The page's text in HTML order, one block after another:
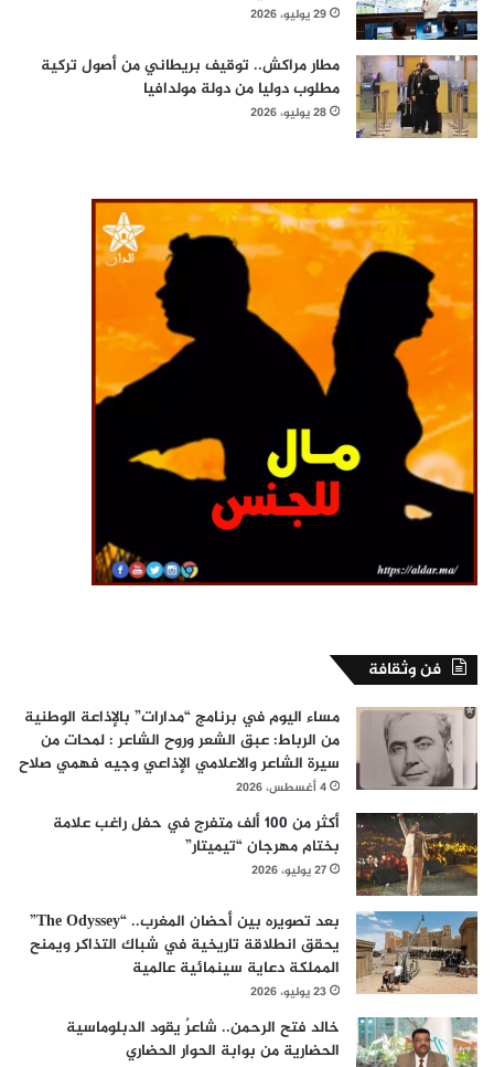
29 يوليو، 2026
مطار مراكش.. توقيف بريطاني من أصول تركية
مطلوب دوليا من دولة مولدافيا
28 يوليو، 2026
فن وثقافة
مساء اليوم في برنامج “مدارات” بالإذاعة الوطنية
من الرباط: عبق الشعر وروح الشاعر : لمحات من
سيرة الشاعر والاعلامي الإذاعي وجيه فهمي صلاح
4 أغسطس، 2026
أكثر من 100 ألف متفرج في حفل راغب علامة
بختام مهرجان “تيميتار”
27 يوليو، 2026
بعد تصويره بين أحضان المغرب.. “The Odyssey”
يحقق انطلاقة تاريخية في شباك التذاكر ويمنح
المملكة دعاية سينمائية عالمية
23 يوليو، 2026
خالد فتح الرحمن.. شاعرٌ يقود الدبلوماسية
الحضارية من بوابة الحوار الحضاري